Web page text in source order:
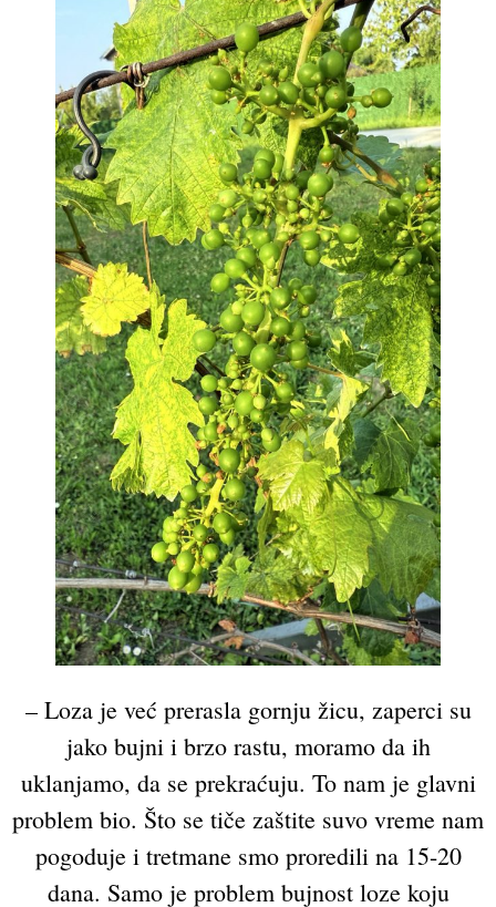
– Loza je već prerasla gornju žicu, zaperci su
jako bujni i brzo rastu, moramo da ih
uklanjamo, da se prekraćuju. To nam je glavni
problem bio. Što se tiče zaštite suvo vreme nam
pogoduje i tretmane smo proredili na 15-20
dana. Samo je problem bujnost loze koju